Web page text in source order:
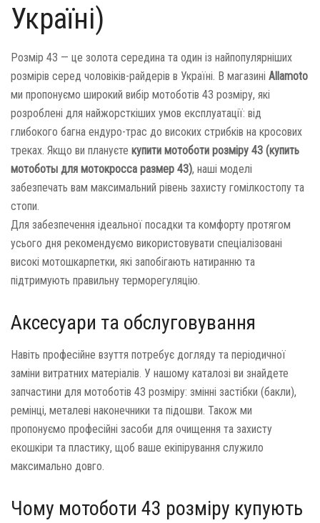
Україні)
Розмір 43 — це золота середина та один із найпопулярніших
розмірів серед чоловіків-райдерів в Україні. В магазині Allamoto
ми пропонуємо широкий вибір мотоботів 43 розміру, які
розроблені для найжорсткіших умов експлуатації: від
глибокого багна ендуро-трас до високих стрибків на кросових
треках. Якщо ви плануєте купити мотоботи розміру 43 (купить
мотоботы для мотокросса размер 43), наші моделі
забезпечать вам максимальний рівень захисту гомілкостопу та
стопи.
Для забезпечення ідеальної посадки та комфорту протягом
усього дня рекомендуємо використовувати спеціалізовані
високі мотошкарпетки, які запобігають натиранню та
підтримують правильну терморегуляцію.
Аксесуари та обслуговування
Навіть професійне взуття потребує догляду та періодичної
заміни витратних матеріалів. У нашому каталозі ви знайдете
запчастини для мотоботів 43 розміру: змінні застібки (бакли),
ремінці, металеві наконечники та підошви. Також ми
пропонуємо професійні засоби для очищення та захисту
екошкіри та пластику, щоб ваше екіпірування служило
максимально довго.
Чому мотоботи 43 розміру купують